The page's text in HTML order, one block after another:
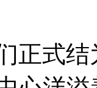
正式